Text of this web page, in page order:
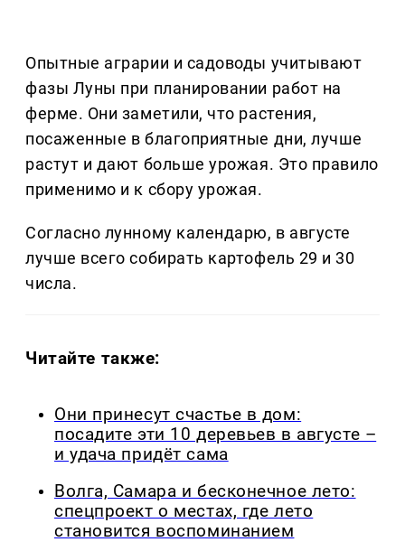
Опытные аграрии и садоводы учитывают
фазы Луны при планировании работ на
ферме. Они заметили, что растения,
посаженные в благоприятные дни, лучше
растут и дают больше урожая. Это правило
применимо и к сбору урожая.
Согласно лунному календарю, в августе
лучше всего собирать картофель 29 и 30
числа.
Читайте также:
Они принесут счастье в дом:
посадите эти 10 деревьев в августе –
и удача придёт сама
Волга, Самара и бесконечное лето:
спецпроект о местах, где лето
становится воспоминанием